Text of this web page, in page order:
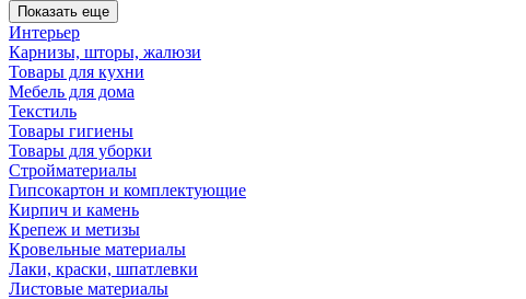
Показать еще
Интерьер
Карнизы, шторы, жалюзи
Товары для кухни
Мебель для дома
Текстиль
Товары гигиены
Товары для уборки
Стройматериалы
Гипсокартон и комплектующие
Кирпич и камень
Крепеж и метизы
Кровельные материалы
Лаки, краски, шпатлевки
Листовые материалы